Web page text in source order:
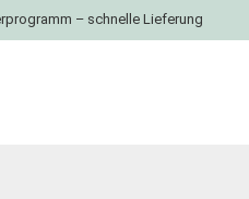
– schnelle Lieferung